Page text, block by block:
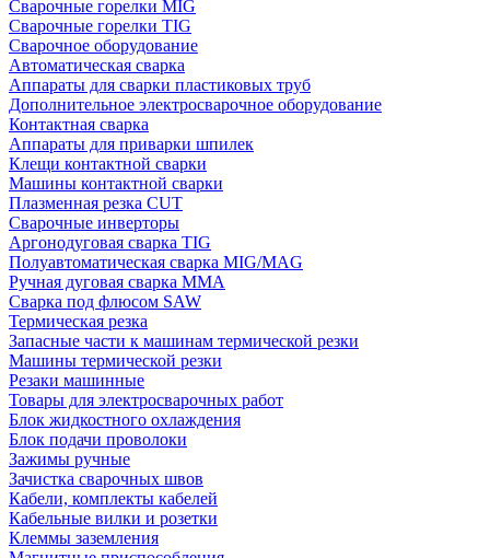
Сварочные горелки MIG
Сварочные горелки TIG
Сварочное оборудование
Автоматическая сварка
Аппараты для сварки пластиковых труб
Дополнительное электросварочное оборудование
Контактная сварка
Аппараты для приварки шпилек
Клещи контактной сварки
Машины контактной сварки
Плазменная резка CUT
Сварочные инверторы
Аргонодуговая сварка TIG
Полуавтоматическая сварка MIG/MAG
Ручная дуговая сварка MMA
Сварка под флюсом SAW
Термическая резка
Запасные части к машинам термической резки
Машины термической резки
Резаки машинные
Товары для электросварочных работ
Блок жидкостного охлаждения
Блок подачи проволоки
Зажимы ручные
Зачистка сварочных швов
Кабели, комплекты кабелей
Кабельные вилки и розетки
Клеммы заземления